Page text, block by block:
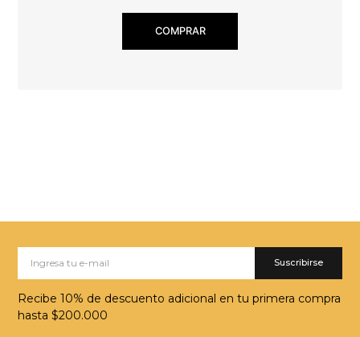
COMPRAR
Suscribirse
Recibe 10% de descuento adicional en tu primera compra
hasta $200.000